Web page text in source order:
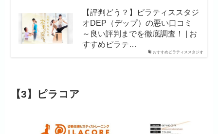
おすすめピラティススタジオ
【評判どう？】ピラティススタジ
オDEP（デップ）の悪い口コミ
～良い評判までを徹底調査！ | お
すすめピラテ…
【3】ピラコア